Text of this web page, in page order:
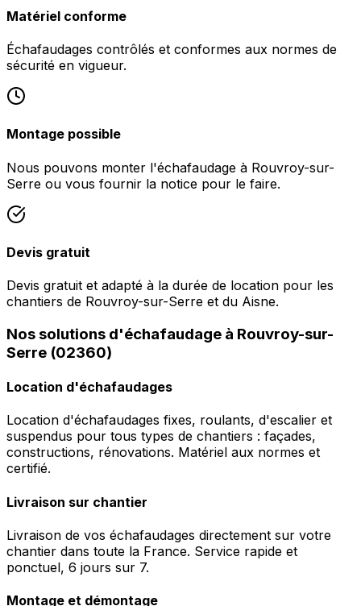
Matériel conforme
Échafaudages contrôlés et conformes aux normes de
sécurité en vigueur.
Montage possible
Nous pouvons monter l'échafaudage à Rouvroy-sur-
Serre ou vous fournir la notice pour le faire.
Devis gratuit
Devis gratuit et adapté à la durée de location pour les
chantiers de Rouvroy-sur-Serre et du Aisne.
Nos solutions d'échafaudage à Rouvroy-sur-
Serre (02360)
Location d'échafaudages
Location d'échafaudages fixes, roulants, d'escalier et
suspendus pour tous types de chantiers : façades,
constructions, rénovations. Matériel aux normes et
certifié.
Livraison sur chantier
Livraison de vos échafaudages directement sur votre
chantier dans toute la France. Service rapide et
ponctuel, 6 jours sur 7.
Montage et démontage